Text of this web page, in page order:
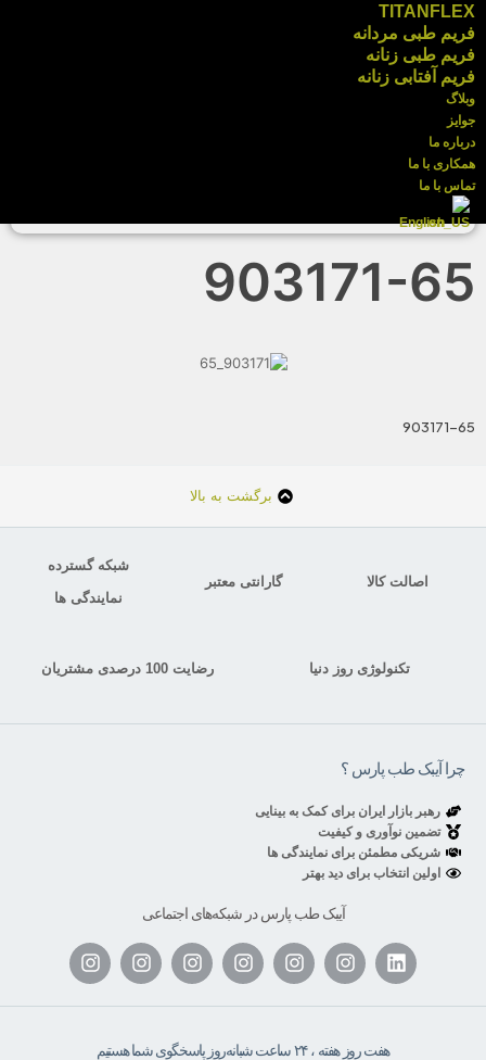
TITANFLEX
فریم طبی مردانه
فریم طبی زنانه
فریم آفتابی زنانه
وبلاگ
جوایز
درباره ما
همکاری با ما
تماس با ما
English
903171-65
903171-65
برگشت به بالا
اصالت کالا گارانتی معتبر
شبکه گسترده
نمایندگی ها
تکنولوژی روز دنیا رضایت 100 درصدی مشتریان
چرا آیبک طب پارس ؟
رهبر بازار ایران برای کمک به بینایی
تضمین نوآوری و کیفیت
شریکی مطمئن برای نمایندگی ها
اولین انتخاب برای دید بهتر
آیبک طب پارس در شبکه‌های اجتماعی
هفت روز هفته ، ۲۴ ساعت شبانه‌روز پاسخگوی شما هستیم